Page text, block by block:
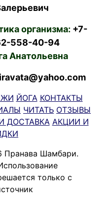
организма: +7-
558-40-94
Анатольевна
ЙОГА КОНТАКТЫ
ЧИТАТЬ ОТЗЫВЫ
ДОСТАВКА АКЦИИ И
Пранава Шамбари.
только с